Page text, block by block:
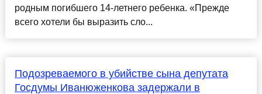
родным погибшего 14-летнего ребенка. «Прежде
всего хотели бы выразить сло...
Подозреваемого в убийстве сына депутата
Госдумы Иванюженкова задержали в